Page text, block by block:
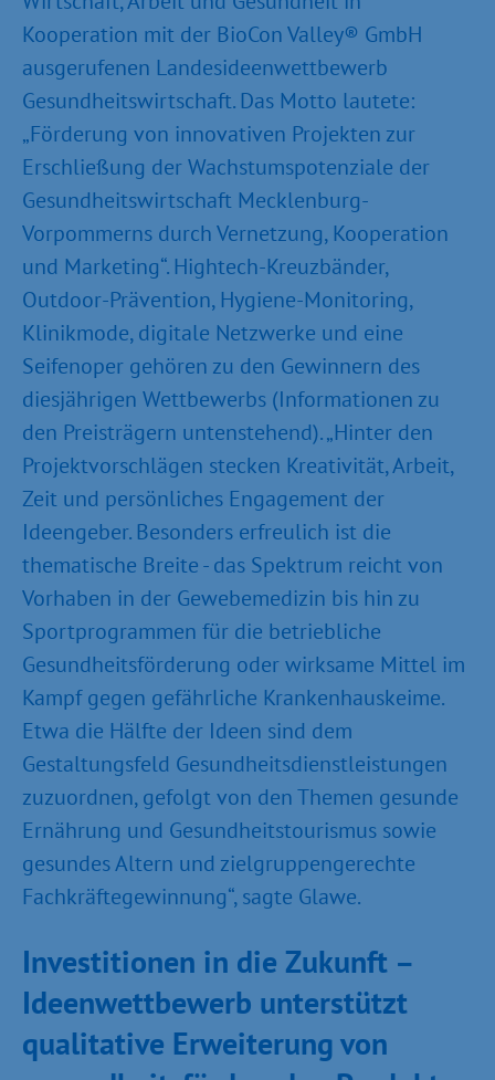
Kooperation mit der BioCon Valley® GmbH
ausgerufenen Landesideenwettbewerb
Gesundheitswirtschaft. Das Motto lautete:
„Förderung von innovativen Projekten zur
Erschließung der Wachstumspotenziale der
Gesundheitswirtschaft Mecklenburg-
Vorpommerns durch Vernetzung, Kooperation
und Marketing“. Hightech-Kreuzbänder,
Outdoor-Prävention, Hygiene-Monitoring,
Klinikmode, digitale Netzwerke und eine
Seifenoper gehören zu den Gewinnern des
diesjährigen Wettbewerbs (Informationen zu
den Preisträgern untenstehend). „Hinter den
Projektvorschlägen stecken Kreativität, Arbeit,
Zeit und persönliches Engagement der
Ideengeber. Besonders erfreulich ist die
thematische Breite - das Spektrum reicht von
Vorhaben in der Gewebemedizin bis hin zu
Sportprogrammen für die betriebliche
Gesundheitsförderung oder wirksame Mittel im
Kampf gegen gefährliche Krankenhauskeime.
Etwa die Hälfte der Ideen sind dem
Gestaltungsfeld Gesundheitsdienstleistungen
zuzuordnen, gefolgt von den Themen gesunde
Ernährung und Gesundheitstourismus sowie
gesundes Altern und zielgruppengerechte
Fachkräftegewinnung“, sagte Glawe.
Investitionen in die Zukunft –
Ideenwettbewerb unterstützt
qualitative Erweiterung von